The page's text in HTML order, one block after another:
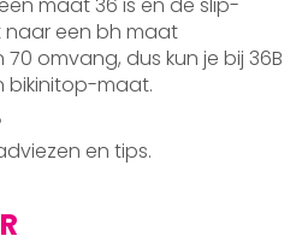
naar een bh maat
omvang, dus kun je bij 36B
bikinitop-maat.
en tips.